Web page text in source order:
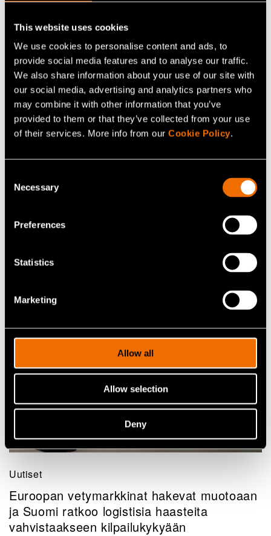
This website uses cookies
We use cookies to personalise content and ads, to
provide social media features and to analyse our traffic.
We also share information about your use of our site with
our social media, advertising and analytics partners who
may combine it with other information that you’ve
provided to them or that they’ve collected from your use
of their services. More info from our Cookie Policy.
Selection
Necessary
Preferences
Statistics
Marketing
Allow all
Allow selection
Deny
Artikkelit
polttoaineista vaatii miljoonia tonneja
kestäviä lentopolttoaineita – VTT ratkoo
eSAF-tuotannon pullonkauloja
Uutiset
Euroopan vetymarkkinat hakevat muotoaan
ja Suomi ratkoo logistisia haasteita
vahvistaakseen kilpailukykyään